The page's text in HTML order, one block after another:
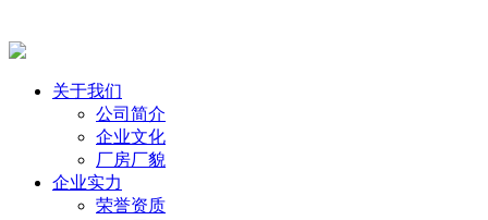
关于我们
公司简介
企业文化
厂房厂貌
企业实力
荣誉资质